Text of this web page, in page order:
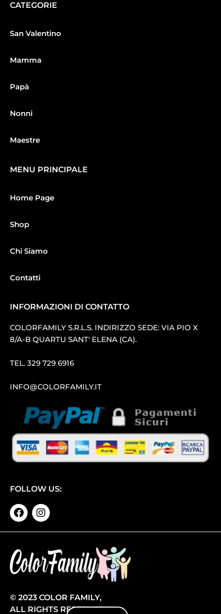
CATEGORIE
San Valentino
Mamma
Papà
Nonni
Maestre
MENU PRINCIPALE
Home Page
Shop
Chi Siamo
Contatti
INFORMAZIONI DI CONTATTO
COLORFAMILY S.R.L.S. INDIRIZZO SEDE: VIA PIO X
8/A-B QUARTU SANT′ ELENA (CA).
TEL. 329 729 6916
INFO@COLORFAMILY.IT
FOLLOW US:
© 2023 COLOR FAMILY,
ALL RIGHTS RESERVED